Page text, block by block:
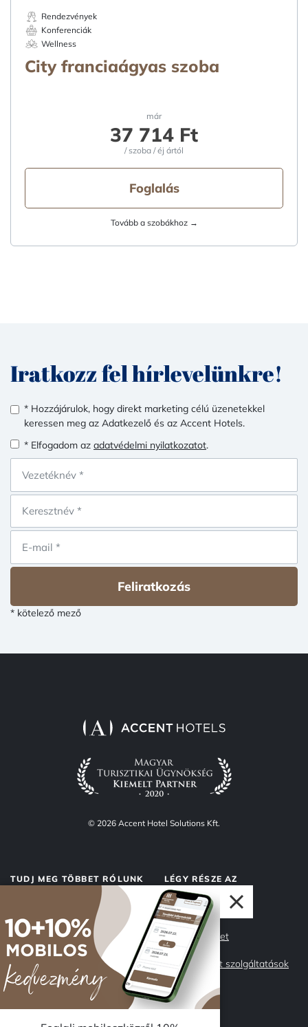
Rendezvények
Konferenciák
Wellness
City franciaágyas szoba
már
37 714 Ft
/ szoba / éj ártól
Foglalás
Tovább a szobákhoz →
Iratkozz fel hírlevelünkre!
* Hozzájárulok, hogy direkt marketing célú üzenetekkel
keressen meg az Adatkezelő és az Accent Hotels.
* Elfogadom az adatvédelmi nyilatkozatot.
Feliratkozás
* kötelező mező
© 2026 Accent Hotel Solutions Kft.
TUDJ MEG TÖBBET RÓLUNK
Rólunk
Adatvédelem
Impresszum
Miért az Accent?
LÉGY RÉSZE AZ
ACCENTNEK
Accent Market
Management szolgáltatások
Csapatunk